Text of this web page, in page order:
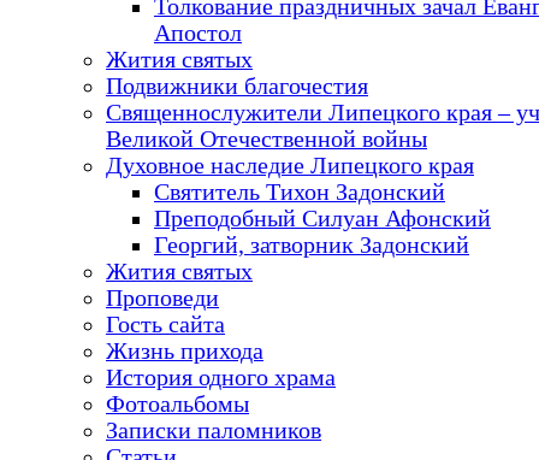
Толкование праздничных зачал
Апостол
Жития святых
Подвижники благочестия
Священнослужители Липецкого края –
Великой Отечественной войны
Духовное наследие Липецкого края
Святитель Тихон Задонский
Преподобный Силуан Афонский
Георгий, затворник Задонский
Жития святых
Проповеди
Гость сайта
Жизнь прихода
История одного храма
Фотоальбомы
Записки паломников